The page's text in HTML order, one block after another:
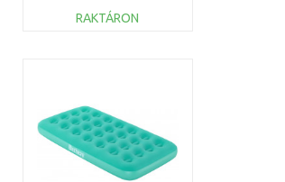
cm 68088
RAKTÁRON